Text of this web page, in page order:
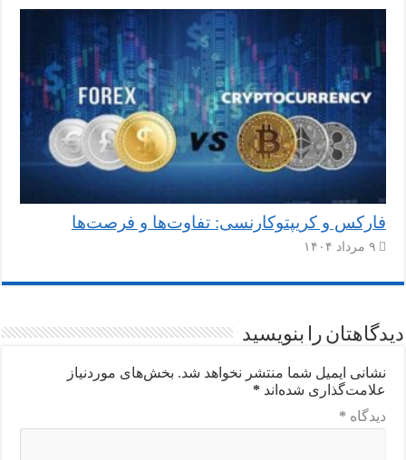
فارکس و کریپتوکارنسی: تفاوت‌ها و فرصت‌ها
۹ مرداد ۱۴۰۴
دیدگاهتان را بنویسید
نشانی ایمیل شما منتشر نخواهد شد. بخش‌های موردنیاز
علامت‌گذاری شده‌اند *
دیدگاه *